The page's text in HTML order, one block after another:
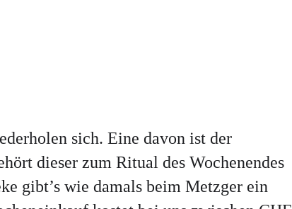
sich. Eine davon ist der
dieser zum Ritual des Wochenendes
gibt’s wie damals beim Metzger ein